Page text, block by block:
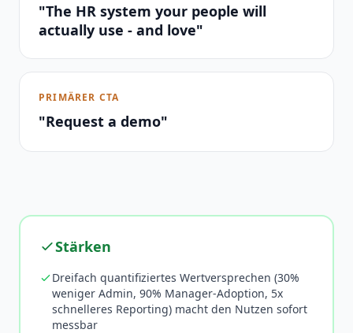
"The HR system your people will
actually use - and love"
PRIMÄRER CTA
"Request a demo"
Stärken
Dreifach quantifiziertes Wertversprechen (30%
weniger Admin, 90% Manager-Adoption, 5x
schnelleres Reporting) macht den Nutzen sofort
messbar